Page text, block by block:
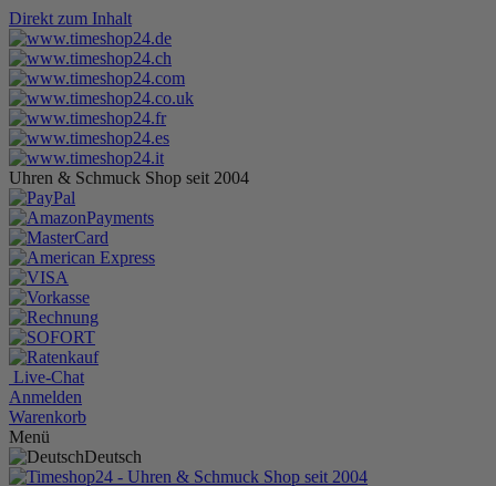
Direkt zum Inhalt
Uhren & Schmuck Shop seit 2004
Live-Chat
Anmelden
Warenkorb
Menü
Deutsch